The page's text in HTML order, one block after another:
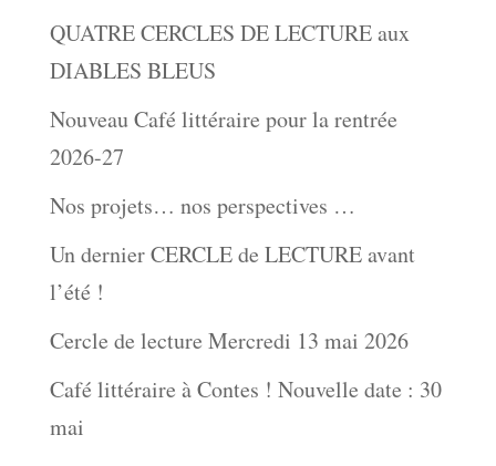
QUATRE CERCLES DE LECTURE aux
DIABLES BLEUS
Nouveau Café littéraire pour la rentrée
2026-27
Nos projets… nos perspectives …
Un dernier CERCLE de LECTURE avant
l’été !
Cercle de lecture Mercredi 13 mai 2026
Café littéraire à Contes ! Nouvelle date : 30
mai